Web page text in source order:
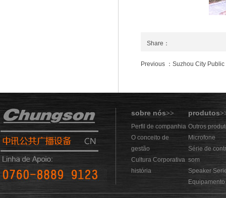
Share：
Previous ：Suzhou City
sobre nós>> produtos
Perfil de companhia
O conceito de
gestão
Cultura Corporativa
história
Outros
Microfone
Série de
som
Speaker